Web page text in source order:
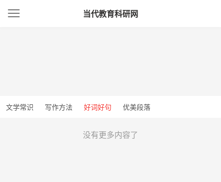
当代教育科研网
文学常识 写作方法 好词好句 优美段落
没有更多内容了